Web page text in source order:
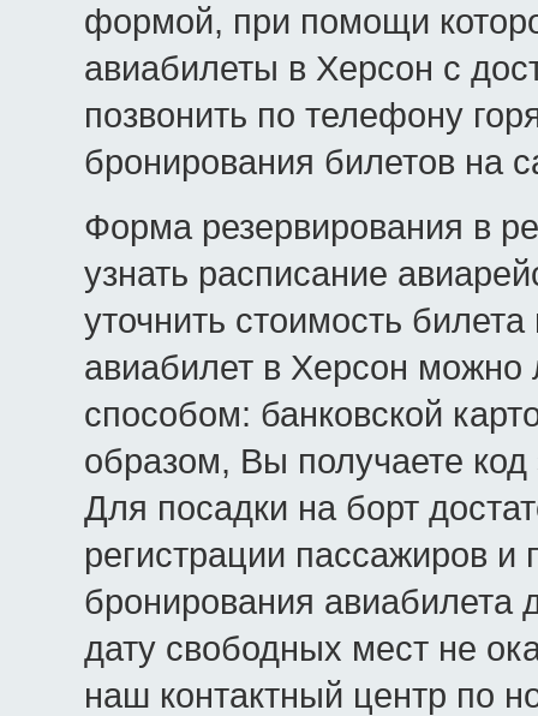
формой, при помощи
авиабилеты в Херсон с
позвонить по телефону
бронирования билетов на
Форма резервирования в
узнать расписание
уточнить стоимость
авиабилет в Херсон
способом: банковской
образом, Вы получаете код
Для посадки на борт
регистрации пассажиров и
бронирования
дату свободных мест не
наш контактный центр по